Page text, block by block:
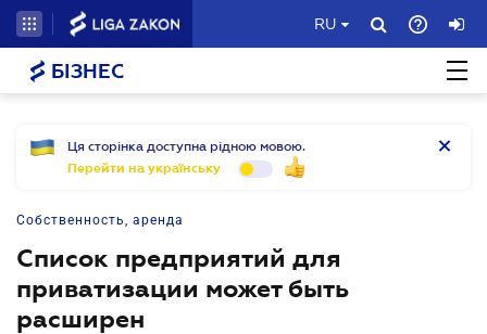
RU
БІЗНЕС
Ця сторінка доступна рідною мовою.
Перейти на українську
Собственность, аренда
Список предприятий для
приватизации может быть
расширен